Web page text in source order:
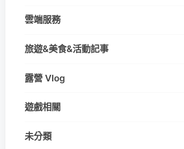
雲端服務
旅遊&美食&活動記事
露營 Vlog
遊戲相關
未分類